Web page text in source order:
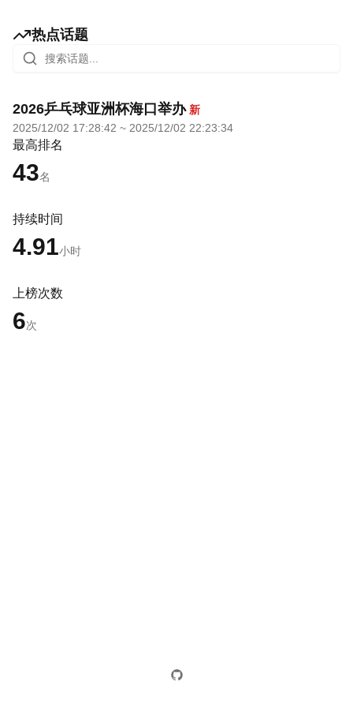
热点话题
2026乒乓球亚洲杯海口举办 新
2025/12/02 17:28:42 ~ 2025/12/02 22:23:34
最高排名
43名
持续时间
4.91小时
上榜次数
6次